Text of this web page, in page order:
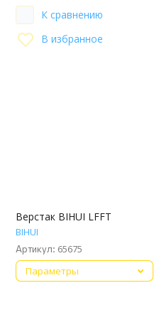
К сравнению
В избранное
Верстак BIHUI LFFT
BIHUI
Артикул: 65675
Параметры